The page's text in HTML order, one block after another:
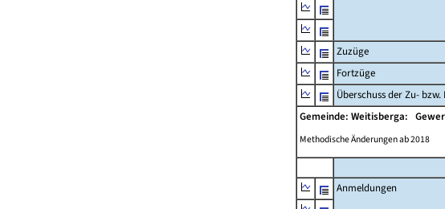
Zuzüge
Fortzüge
Überschuss der Zu- bzw.
Gemeinde: Weitisberga:
Methodische Änderungen ab 2018
Anmeldungen